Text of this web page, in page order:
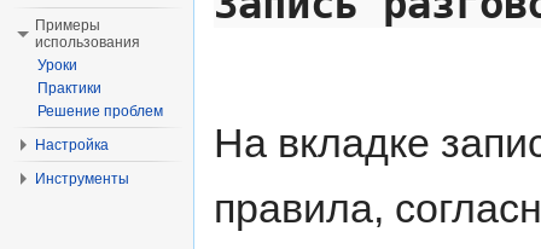
На вкладке
правила,
Примеры
использования
Уроки
Практики
Решение проблем
Настройка
Инструменты